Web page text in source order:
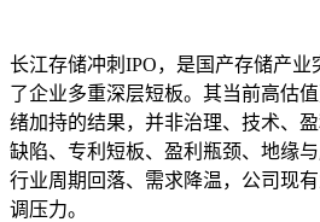
长江存储冲刺IPO，是国产存储产
了企业多重深层短板。其当前高估
绪加持的结果，并非治理、技术、
缺陷、专利短板、盈利瓶颈、地缘
行业周期回落、需求降温，公司现
调压力。